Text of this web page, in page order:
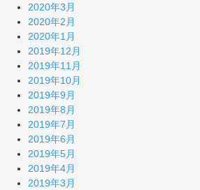
2020年3月
2020年2月
2020年1月
2019年12月
2019年11月
2019年10月
2019年9月
2019年8月
2019年7月
2019年6月
2019年5月
2019年4月
2019年3月